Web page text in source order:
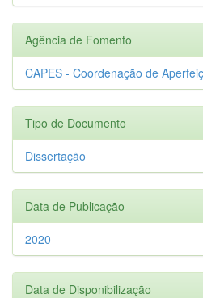
Agência de Fomento
CAPES - Coordenação de
Tipo de Documento
Dissertação
Data de Publicação
2020
Data de Disponibilização